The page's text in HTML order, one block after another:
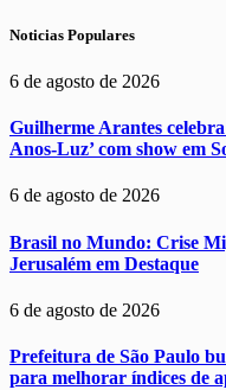
Noticias Populares
6 de agosto de 2026
Guilherme Arantes
Anos-Luz’ com show em
6 de agosto de 2026
Brasil no Mundo: Crise
Jerusalém em Destaque
6 de agosto de 2026
Prefeitura de São Paulo
para melhorar índices de